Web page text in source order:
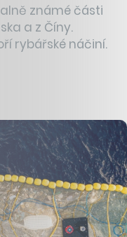
známé části
a z Číny.
rybářské náčiní.